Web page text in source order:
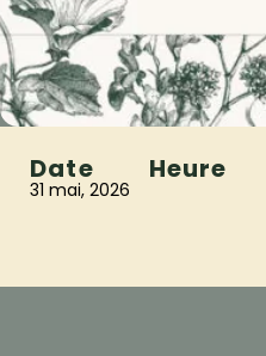
Date
31 mai, 2026
Heure